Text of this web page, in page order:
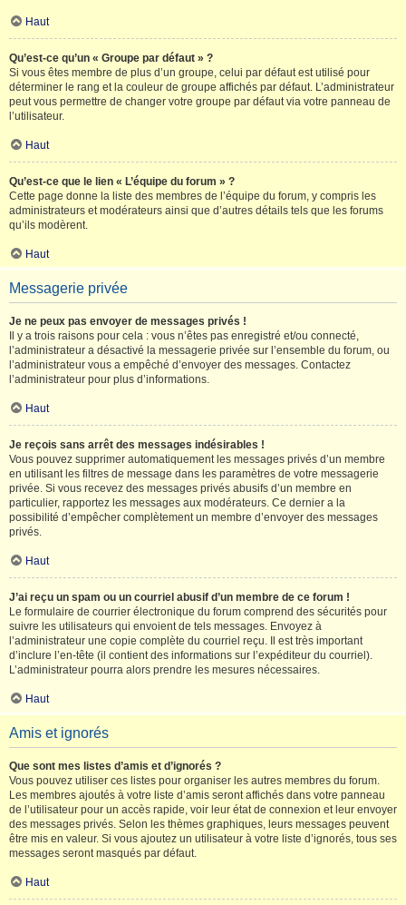
Haut
Qu’est-ce qu’un « Groupe par défaut » ?
Si vous êtes membre de plus d’un groupe, celui par défaut est utilisé pour
déterminer le rang et la couleur de groupe affichés par défaut. L’administrateur
peut vous permettre de changer votre groupe par défaut via votre panneau de
l’utilisateur.
Haut
Qu’est-ce que le lien « L’équipe du forum » ?
Cette page donne la liste des membres de l’équipe du forum, y compris les
administrateurs et modérateurs ainsi que d’autres détails tels que les forums
qu’ils modèrent.
Haut
Messagerie privée
Je ne peux pas envoyer de messages privés !
Il y a trois raisons pour cela : vous n’êtes pas enregistré et/ou connecté,
l’administrateur a désactivé la messagerie privée sur l’ensemble du forum, ou
l’administrateur vous a empêché d’envoyer des messages. Contactez
l’administrateur pour plus d’informations.
Haut
Je reçois sans arrêt des messages indésirables !
Vous pouvez supprimer automatiquement les messages privés d’un membre
en utilisant les filtres de message dans les paramètres de votre messagerie
privée. Si vous recevez des messages privés abusifs d’un membre en
particulier, rapportez les messages aux modérateurs. Ce dernier a la
possibilité d’empêcher complètement un membre d’envoyer des messages
privés.
Haut
J’ai reçu un spam ou un courriel abusif d’un membre de ce forum !
Le formulaire de courrier électronique du forum comprend des sécurités pour
suivre les utilisateurs qui envoient de tels messages. Envoyez à
l’administrateur une copie complète du courriel reçu. Il est très important
d’inclure l’en-tête (il contient des informations sur l’expéditeur du courriel).
L’administrateur pourra alors prendre les mesures nécessaires.
Haut
Amis et ignorés
Que sont mes listes d’amis et d’ignorés ?
Vous pouvez utiliser ces listes pour organiser les autres membres du forum.
Les membres ajoutés à votre liste d’amis seront affichés dans votre panneau
de l’utilisateur pour un accès rapide, voir leur état de connexion et leur envoyer
des messages privés. Selon les thèmes graphiques, leurs messages peuvent
être mis en valeur. Si vous ajoutez un utilisateur à votre liste d’ignorés, tous ses
messages seront masqués par défaut.
Haut